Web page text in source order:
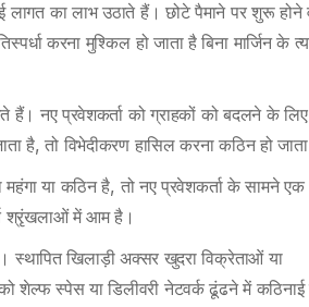
लागत का लाभ उठाते हैं। छोटे पैमाने पर शुरू होने
करना मुश्किल हो जाता है बिना मार्जिन के
हैं। नए प्रवेशकर्ता को ग्राहकों को बदलने के लिए
है, तो विभेदीकरण हासिल करना कठिन हो
या कठिन है, तो नए प्रवेशकर्ता के सामने एक
श्रृंखलाओं में आम है।
स्थापित खिलाड़ी अक्सर खुदरा विक्रेताओं या
शेल्फ स्पेस या डिलीवरी नेटवर्क ढूंढने में कठिनाई